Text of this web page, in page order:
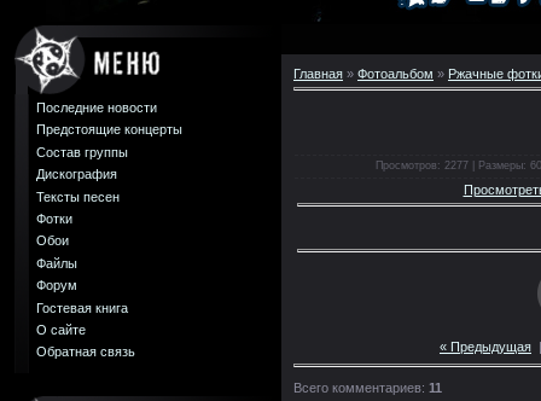
Последние новости
Предстоящие концерты
Состав группы
Дискография
Тексты песен
Фотки
Обои
Файлы
Форум
Гостевая книга
О сайте
Обратная связь
Главная » Фотоальбом » Ржачные
Просмотров: 2277 | Размеры:
« Предыдущая
Всего комментариев: 11